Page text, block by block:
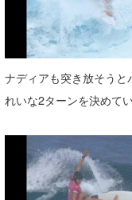
ナディアも突き放そうと
れいな2ターンを決めてい